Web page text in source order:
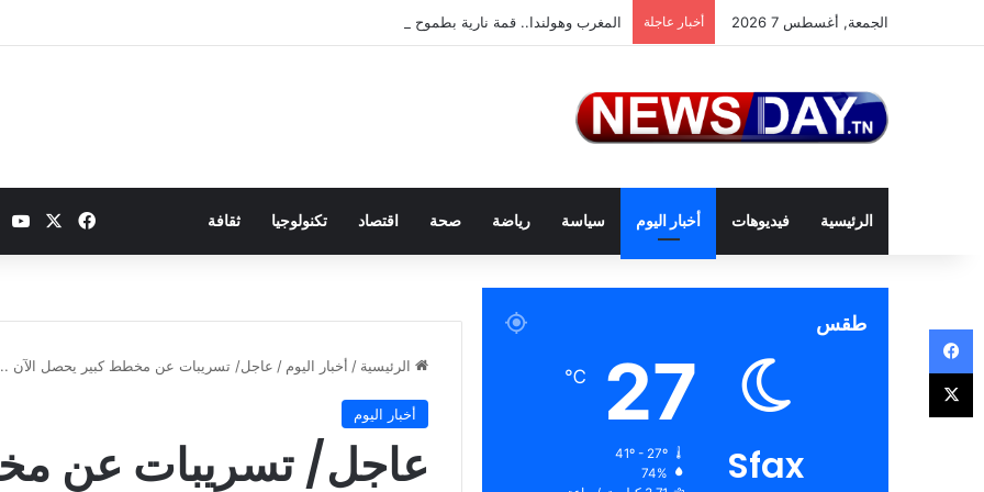
الجمعة, أغسطس 7 2026 أخبار عاجلة المغرب وهولندا.. قمة نارية بطموح التأهل إلى ثمن النهائي
الرئيسية فيديوهات أخبار اليوم سياسة رياضة صحة اقتصاد تكنولوجيا ثقافة فيسبوك
الرئيسية / أخبار اليوم / عاجل/ تسريبات عن مخطط كبير يحصل الآن ..
أخبار اليوم
عاجل/ تسريبات عن
طقس
Sfax
27
℃
41º - 27º
74%
فيسبوك
‫X